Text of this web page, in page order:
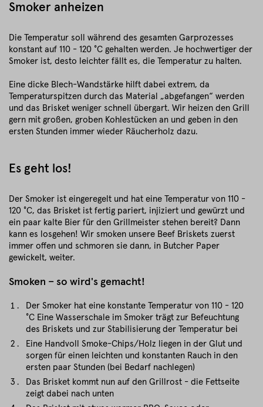
Smoker anheizen
Die Temperatur soll während des gesamten Garprozesses
konstant auf 110 - 120 °C gehalten werden. Je hochwertiger der
Smoker ist, desto leichter fällt es, die Temperatur zu halten.
Eine dicke Blech-Wandstärke hilft dabei extrem, da
Temperaturspitzen durch das Material „abgefangen“ werden
und das Brisket weniger schnell übergart. Wir heizen den Grill
gern mit großen, groben Kohlestücken an und geben in den
ersten Stunden immer wieder Räucherholz dazu.
Es geht los!
Der Smoker ist eingeregelt und hat eine Temperatur von 110 -
120 °C, das Brisket ist fertig pariert, injiziert und gewürzt und
ein paar kalte Bier für den Grillmeister stehen bereit? Dann
kann es losgehen! Wir smoken unsere Beef Briskets zuerst
immer offen und schmoren sie dann, in Butcher Paper
gewickelt, weiter.
Smoken – so wird's gemacht!
Der Smoker hat eine konstante Temperatur von 110 - 120
°C Eine Wasserschale im Smoker trägt zur Befeuchtung
des Briskets und zur Stabilisierung der Temperatur bei
Eine Handvoll Smoke-Chips/Holz liegen in der Glut und
sorgen für einen leichten und konstanten Rauch in den
ersten paar Stunden (bei Bedarf nachlegen)
Das Brisket kommt nun auf den Grillrost - die Fettseite
zeigt dabei nach unten